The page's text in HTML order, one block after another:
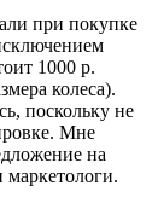
при покупке
1000 р.
колеса).
поскольку не
Мне
на